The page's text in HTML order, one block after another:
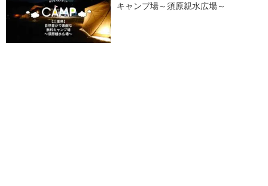
キャンプ場～須原親水広場～